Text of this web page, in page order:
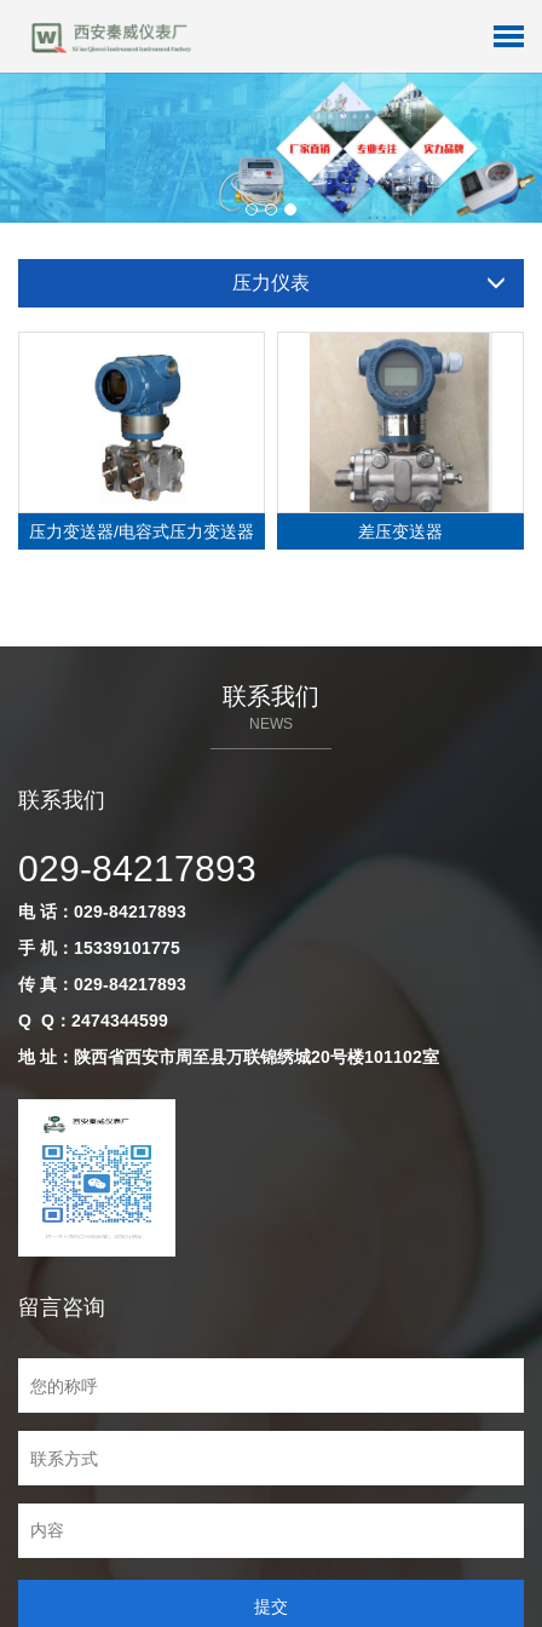
压力仪表
压
力
变
送
器
-
压
力
变
送
器
/
电
容
式
压
力
变
送器 查看详细信息
压力变送器/电容式压力变送器
压力变送器 - 差压变送器 查看详细信息
差压变送器
联系我们
NEWS
联系我们
029-84217893
电 话：029-84217893
手 机：15339101775
传 真：029-84217893
Q Q ： 2474344599
地 址：陕西省西安市周至县万联锦绣城20号楼101102室
留言咨询
提交